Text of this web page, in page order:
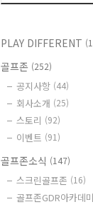
PLAY DIFFERENT
골프존 (252)
공지사항 (44)
회사소개 (25)
스토리 (92)
이벤트 (91)
골프존소식 (147)
스크린골프존 (16)
골프존GDR아카데미